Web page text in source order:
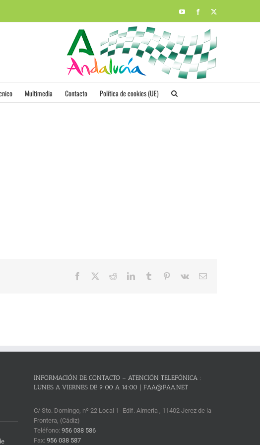
YouTubeFacebook
Multimedia Contacto Política de cookies (UE)
Facebook RedditLinkedInTumblr Pinterest
Vk
Correo
INFORMACIÓN DE CONTACTO – ATENCIÓN TELEFÓNICA :
LUNES A VIERNES DE 9:00 A 14:00 | FAA@FAA.NET
C/ Sto. Domingo, nº 22 Local 1- Edif. Almería , 11402 Jerez de la
Frontera, (Cádiz)
Teléfono:956 038 586
Fax:956 038 587